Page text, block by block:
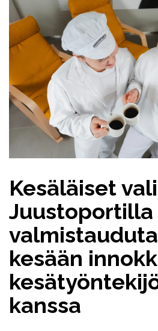
Kesäläiset
Juustoportilla
kesään
kanssa